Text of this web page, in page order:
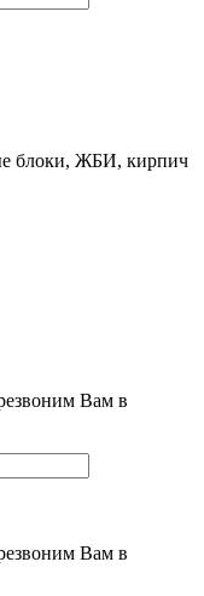
блоки, ЖБИ, кирпич
Вам в
Вам в